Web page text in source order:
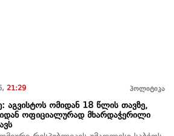
21:29 პოლიტიკა
აგვისტოს ომიდან 18 წლის თავზე,
ოფიციალურად მხარდაჭერილი